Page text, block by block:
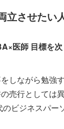
立させたい
医師 目標を
しながら勉強
売行としては
ビジネスパー